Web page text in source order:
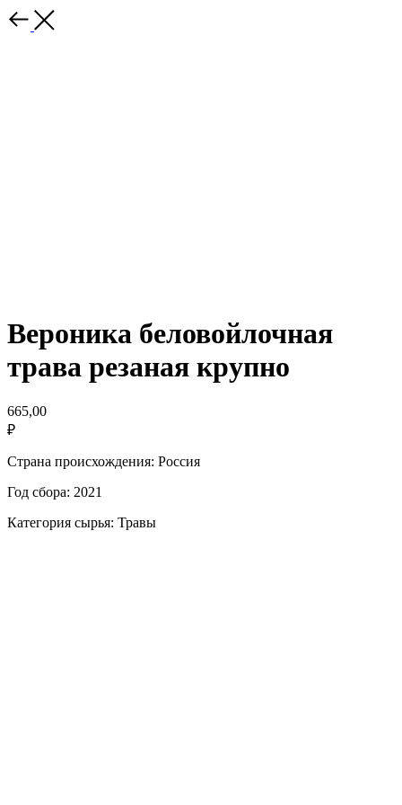
Вероника беловойлочная
трава резаная крупно
665,00
₽
Страна происхождения: Россия
Год сбора: 2021
Категория сырья: Травы